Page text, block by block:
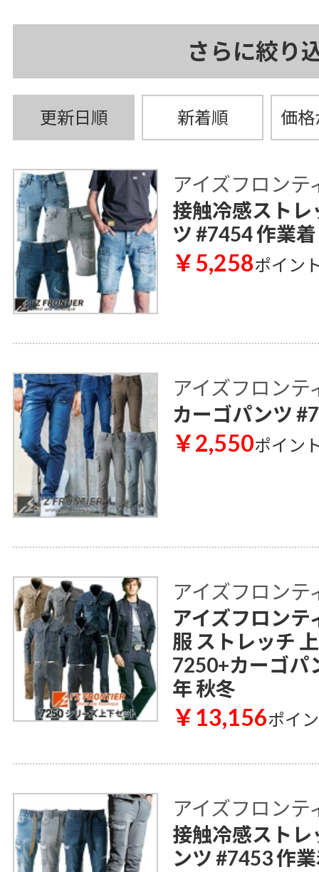
さらに絞り
更新日順 新着順 価
アイズフロンテ
接触冷感スト
ツ #7454 作業
￥5,258ポイン
アイズフロンテ
カーゴパンツ
￥2,550ポイン
アイズフロンテ
アイズフロンテ
服 ストレッチ
7250+カーゴパ
年 秋冬
￥13,156ポイ
アイズフロンテ
接触冷感スト
ンツ #7453 作